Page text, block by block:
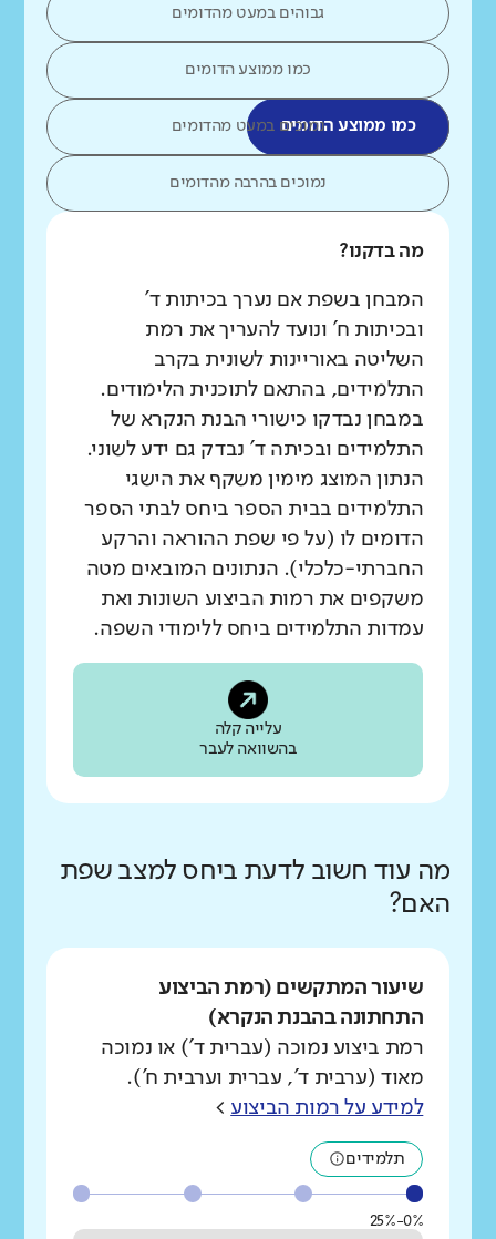
גבוהים במעט מהדומים
כמו ממוצע הדומים
כמו ממוצע הדומיםנמוכים במעט מהדומים
נמוכים בהרבה מהדומים
מה בדקנו?
המבחן בשפת אם נערך בכיתות ד'
ובכיתות ח' ונועד להעריך את רמת
השליטה באוריינות לשונית בקרב
התלמידים, בהתאם לתוכנית הלימודים.
במבחן נבדקו כישורי הבנת הנקרא של
התלמידים ובכיתה ד' נבדק גם ידע לשוני.
הנתון המוצג מימין משקף את הישגי
התלמידים בבית הספר ביחס לבתי הספר
הדומים לו (על פי שפת ההוראה והרקע
החברתי-כלכלי). הנתונים המובאים מטה
משקפים את רמות הביצוע השונות ואת
עמדות התלמידים ביחס ללימודי השפה.
עלייה קלה
בהשוואה לעבר
מה עוד חשוב לדעת ביחס למצב שפת
האם?
שיעור המתקשים (רמת הביצוע
התחתונה בהבנת הנקרא)
רמת ביצוע נמוכה (עברית ד') או נמוכה
מאוד (ערבית ד', עברית וערבית ח').
למידע על רמות הביצוע >
תלמידים
0%-25%